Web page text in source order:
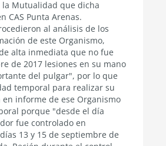
Mutualidad que dicha
CAS Punta Arenas.
al análisis de los
de este Organismo,
alta inmediata que no fue
de 2017 lesiones en su mano
del pulgar", por lo que
temporal para realizar su
informe de ese Organismo
porque "desde el día
fue controlado en
13 y 15 de septiembre de